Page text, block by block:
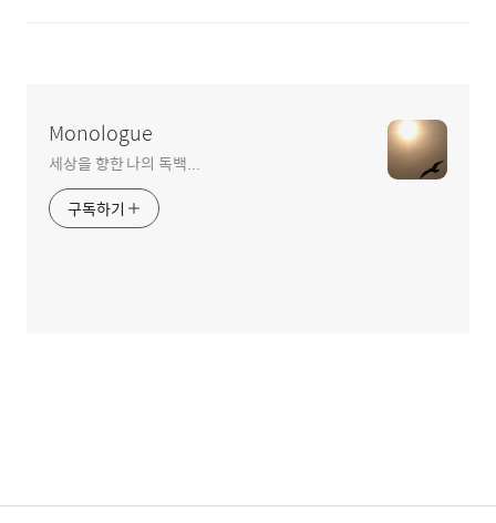
Monologue
세상을 향한 나의 독백...
구독하기